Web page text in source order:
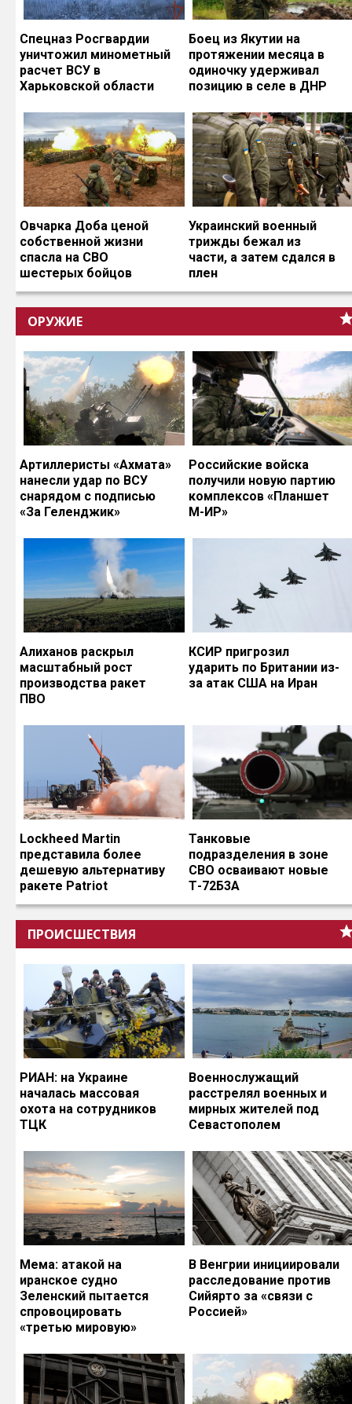
Спецназ Росгвардии
уничтожил минометный
расчет ВСУ в
Харьковской области
Боец из Якутии на
протяжении месяца в
одиночку удерживал
позицию в селе в ДНР
Овчарка Доба ценой
собственной жизни
спасла на СВО
шестерых бойцов
Украинский военный
трижды бежал из
части, а затем сдался в
плен
ОРУЖИЕ
Артиллеристы «Ахмата»
нанесли удар по ВСУ
снарядом с подписью
«За Геленджик»
Российские войска
получили новую партию
комплексов «Планшет
М-ИР»
Алиханов раскрыл
масштабный рост
производства ракет
ПВО
КСИР пригрозил
ударить по Британии из-
за атак США на Иран
Lockheed Martin
представила более
дешевую альтернативу
ракете Patriot
Танковые
подразделения в зоне
СВО осваивают новые
Т-72Б3А
ПРОИСШЕСТВИЯ
РИАН: на Украине
началась массовая
охота на сотрудников
ТЦК
Военнослужащий
расстрелял военных и
мирных жителей под
Севастополем
Мема: атакой на
иранское судно
Зеленский пытается
спровоцировать
«третью мировую»
В Венгрии инициировали
расследование против
Сийярто за «связи с
Россией»